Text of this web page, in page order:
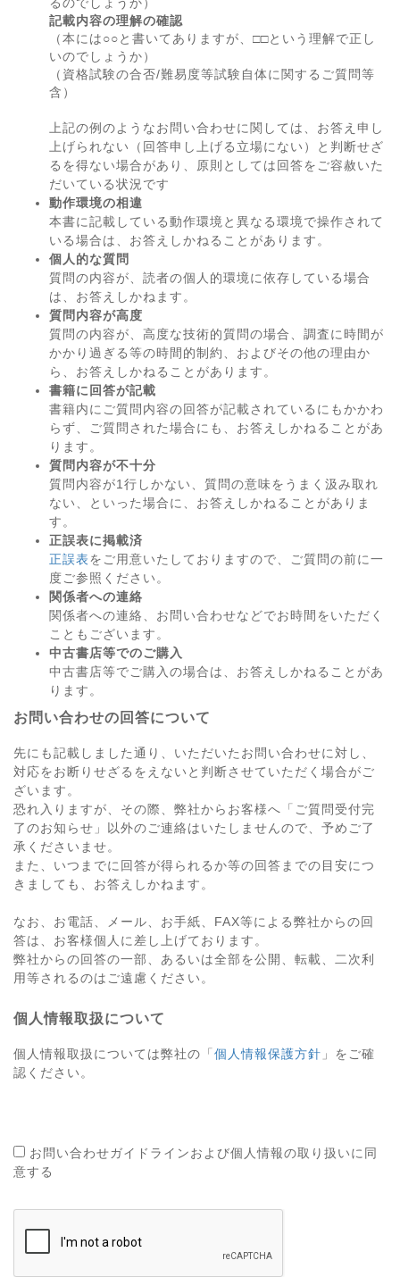
記載内容の理解の確認
（本には○○と書いてありますが、□□という理解で正し
いのでしょうか）
（資格試験の合否/難易度等試験自体に関するご質問等
含）
上記の例のようなお問い合わせに関しては、お答え申し
上げられない（回答申し上げる立場にない）と判断せざ
るを得ない場合があり、原則としては回答をご容赦いた
だいている状況です
動作環境の相違
本書に記載している動作環境と異なる環境で操作されて
いる場合は、お答えしかねることがあります。
個人的な質問
質問の内容が、読者の個人的環境に依存している場合
は、お答えしかねます。
質問内容が高度
質問の内容が、高度な技術的質問の場合、調査に時間が
かかり過ぎる等の時間的制約、およびその他の理由か
ら、お答えしかねることがあります。
書籍に回答が記載
書籍内にご質問内容の回答が記載されているにもかかわ
らず、ご質問された場合にも、お答えしかねることがあ
ります。
質問内容が不十分
質問内容が1行しかない、質問の意味をうまく汲み取れ
ない、といった場合に、お答えしかねることがありま
す。
正誤表に掲載済
正誤表をご用意いたしておりますので、ご質問の前に一
度ご参照ください。
関係者への連絡
関係者への連絡、お問い合わせなどでお時間をいただく
こともございます。
中古書店等でのご購入
中古書店等でご購入の場合は、お答えしかねることがあ
ります。
お問い合わせの回答について
先にも記載しました通り、いただいたお問い合わせに対し、
対応をお断りせざるをえないと判断させていただく場合がご
ざいます。
恐れ入りますが、その際、弊社からお客様へ「ご質問受付完
了のお知らせ」以外のご連絡はいたしませんので、予めご了
承くださいませ。
また、いつまでに回答が得られるか等の回答までの目安につ
きましても、お答えしかねます。
なお、お電話、メール、お手紙、FAX等による弊社からの回
答は、お客様個人に差し上げております。
弊社からの回答の一部、あるいは全部を公開、転載、二次利
用等されるのはご遠慮ください。
個人情報取扱について
個人情報取扱については弊社の「 個人情報保護方針 」をご確
認ください。
お問い合わせガイドラインおよび個人情報の取り扱いに同
意する